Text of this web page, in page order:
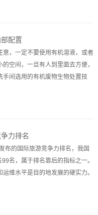
配置
，一定不要使用有机溶液，或者
空间，一旦有人到里面去方便，
手间选用的有机废物生物处置技
力排名
布的国际旅游竞争力排名，我国
名，属于排名靠后的指标之一。
维水平是目的地发展的硬实力。